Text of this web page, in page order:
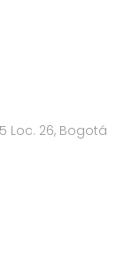
Loc. 26, Bogotá